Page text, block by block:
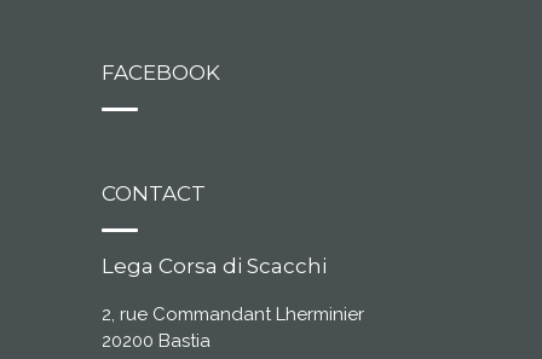
FACEBOOK
CONTACT
Lega Corsa di Scacchi
2, rue Commandant Lherminier
20200 Bastia